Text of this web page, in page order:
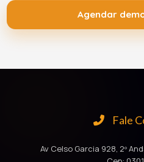
Agendar
Fale
Av Celso Garcia 928, 2º